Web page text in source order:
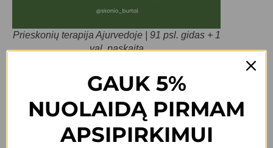
Prieskonių terapija Ajurvedoje | 91 psl. gidas + 1
val. paskaita
GAUK 5%
NUOLAIDĄ PIRMAM
APSIPIRKIMUI